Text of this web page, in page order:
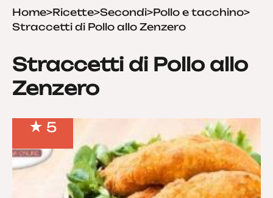
Home>Ricette>Secondi>Pollo e tacchino>
Straccetti di Pollo allo Zenzero
Straccetti di Pollo allo
Zenzero
5